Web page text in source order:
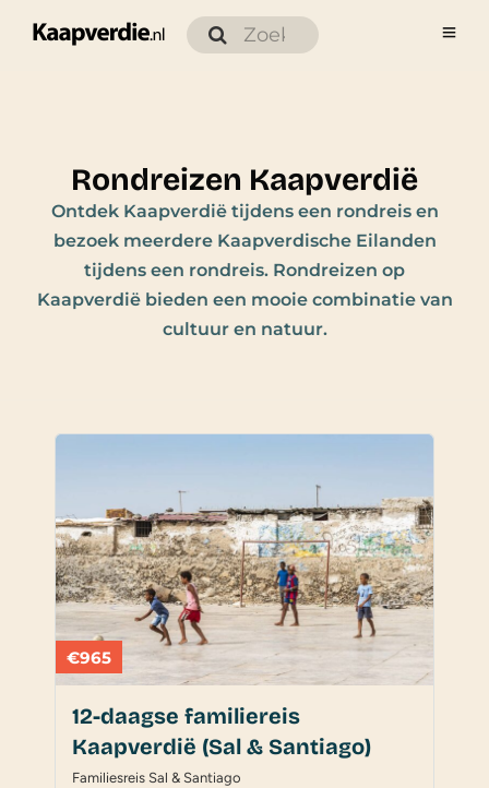
Rondreizen Kaapverdië
Ontdek Kaapverdië tijdens een rondreis en
bezoek meerdere Kaapverdische Eilanden
tijdens een rondreis. Rondreizen op
Kaapverdië bieden een mooie combinatie van
cultuur en natuur.
€965
12-daagse familiereis
Kaapverdië (Sal & Santiago)
Familiesreis Sal & Santiago